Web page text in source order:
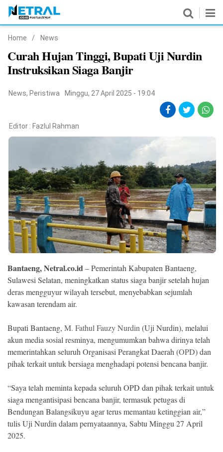
Nasional
Pemerintahan
Hukrim
Peristiwa
Olahraga
Ekonomi
Memori
Copyright
2026
NETRAL
.
All
Reserved
Home / News
Curah Hujan Tinggi, Bupati Uji Nurdin
Instruksikan Siaga Banjir
News, Peristiwa Minggu, 27 April 2025 - 19:04
Editor : Fazlul Rahman
Bantaeng, Netral.co.id– Pemerintah Kabupaten Bantaeng,
Sulawesi Selatan, meningkatkan status siaga banjir setelah hujan
deras mengguyur wilayah tersebut, menyebabkan sejumlah
kawasan terendam air.
Bupati Bantaeng, M. Fathul Fauzy Nurdin(Uji Nurdin), melalui
akun media sosial resminya, mengumumkan bahwa dirinya telah
memerintahkan seluruh Organisasi Perangkat Daerah (OPD) dan
pihak terkait untuk bersiaga menghadapi potensi bencana banjir.
“Saya telah meminta kepada seluruh OPD dan pihak terkait untuk
siaga mengantisipasi bencana banjir, termasuk petugas di
Bendungan Balangsikuyu agar terus memantau ketinggian air,”
tulis Uji Nurdin dalam pernyataannya, Sabtu Minggu 27 April
2025.